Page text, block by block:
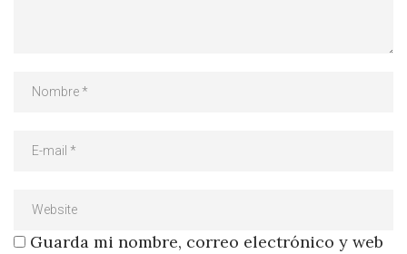
Guarda mi nombre, correo electrónico y web